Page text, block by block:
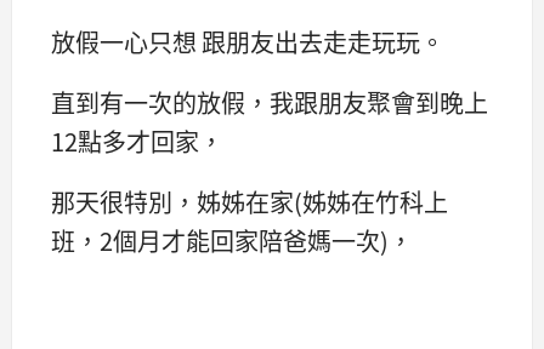
放假一心只想 跟朋友出去走走玩玩。
直到有一次的放假，我跟朋友聚會到晚上
12點多才回家，
那天很特別，姊姊在家(姊姊在竹科上
班，2個月才能回家陪爸媽一次)，